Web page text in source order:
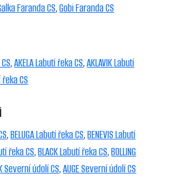
Faranda CS,Gobi Faranda CS
,AKELA Labutí řeka CS,AKLAVIK Labutí
řeka CS
,BELUGA Labutí řeka CS,BENEVIS Labutí
řeka CS,BLACK Labutí řeka CS,BOLLING
Severní údolí CS,AUGE Severní údolí CS